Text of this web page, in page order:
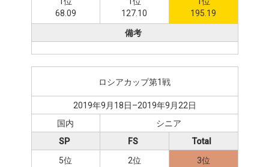
68.09
127.10
195.19
備考
ロシアカップ第1戦
2019年9月18日–2019年9月22日
国内
シニア
SP
5位
FS
2位
Total
3位